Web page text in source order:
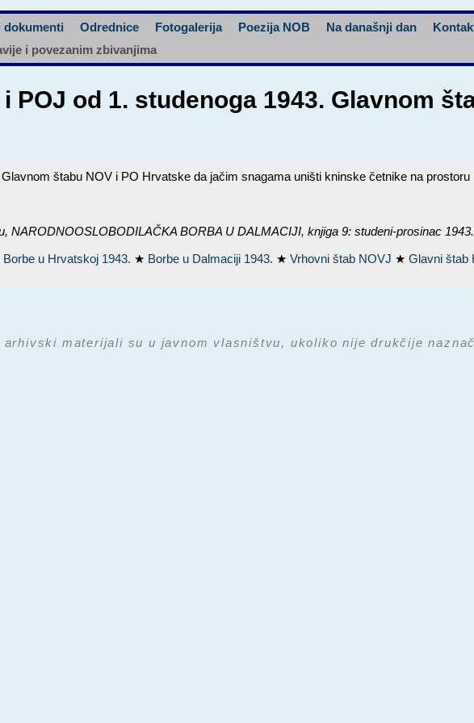
dokumenti Odrednice Fotogalerija Poezija NOB Na današnji dan
i povezanim zbivanjima
POJ od 1. studenoga 1943. Glavnom
štabu NOV i PO Hrvatske da jačim snagama uništi kninske četnike na
NARODNOOSLOBODILAČKA BORBA U DALMACIJI, knjiga 9: studeni-prosinac 1943.
Borbe u Hrvatskoj 1943. ★ Borbe u Dalmaciji 1943. ★Vrhovni štab NOVJ ★Glavni štab
materijali su u javnom vlasništvu, ukoliko nije drukčije